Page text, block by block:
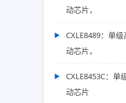
动芯片，
CXLE8489：单
动芯片，
CXLE8453C：单
动芯片